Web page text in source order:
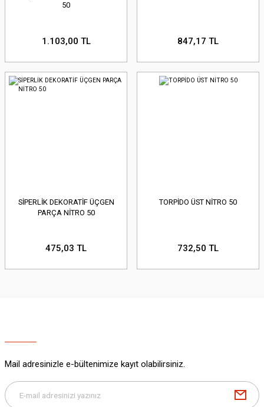
50
1.103,00 TL 847,17 TL
SİPERLİK DEKORATİF ÜÇGEN
PARÇA NİTRO 50
475,03 TL
TORPİDO ÜST NİTRO 50
732,50 TL
Mail adresinizle e-bültenimize kayıt olabilirsiniz.